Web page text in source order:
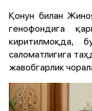
Қонун билан
генофондига
киритилмоқда,
саломатлигига
жавобгарлик